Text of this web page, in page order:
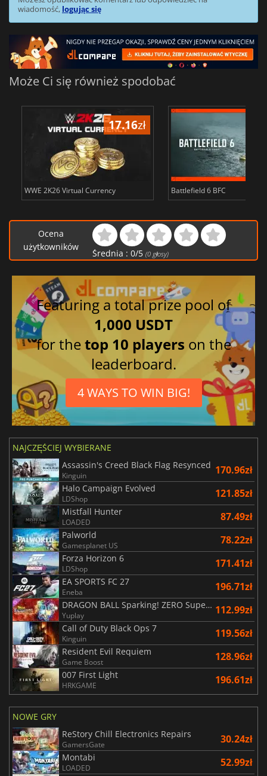
wiadomość, logując się
Może Ci się również spodobać
17.16zł
WWE 2K26 Virtual Currency Battlefield 6 BFC
Ocena
użytkowników
Średnia : 0/5 (0głosy)
Featuring a total prize pool of
1,000 USDT
for thetop 10 players on the
leaderboard.
4 WAYS TO WIN BIG!
NAJCZĘŚCIEJ WYBIERANE
Assassin's Creed Black Flag Resynced
Kinguin 170.96zł
Halo Campaign Evolved
LDShop 121.85zł
Mistfall Hunter
LOADED 87.49zł
Palworld
Gamesplanet US 78.22zł
Forza Horizon 6
LDShop 171.41zł
EA SPORTS FC 27
Eneba 196.71zł
DRAGON BALL Sparking! ZERO Super Limit Breaking NEO
Yuplay 112.99zł
Call of Duty Black Ops 7
Kinguin 119.56zł
Resident Evil Requiem
Game Boost 128.96zł
007 First Light
HRKGAME 196.61zł
NOWE GRY
ReStory Chill Electronics Repairs
GamersGate 30.24zł
Montabi
LOADED 52.99zł